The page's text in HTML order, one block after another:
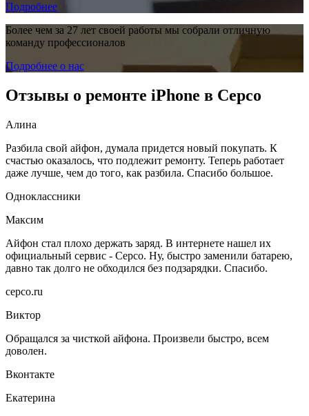
Подробнее
Более чем за 27 лет своей работы мы собрали отличную
команду профессионалов
Подробнее о нас
Отзывы о ремонте iPhone в Серсо
Алина
Разбила свой айфон, думала придется новый покупать. К
счастью оказалось, что подлежит ремонту. Теперь работает
даже лучше, чем до того, как разбила. Спасибо большое.
Одноклассники
Максим
Айфон стал плохо держать заряд. В интернете нашел их
официальный сервис - Серсо. Ну, быстро заменили батарею,
давно так долго не обходился без подзарядки. Спасибо.
cepco.ru
Виктор
Обращался за чисткой айфона. Произвели быстро, всем
доволен.
Вконтакте
Екатерина